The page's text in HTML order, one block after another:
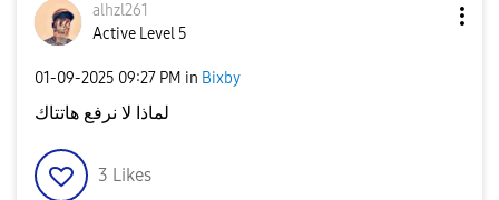
alhzl261
Active Level 5
‎01-09-2025 09:27 PM in Bixby
لماذا لا نرفع هاتتاك
3 Likes